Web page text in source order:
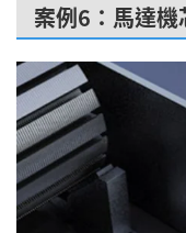
案例6：馬達